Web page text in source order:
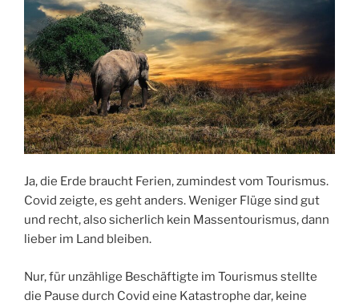
Ja, die Erde braucht Ferien, zumindest vom Tourismus.
Covid zeigte, es geht anders. Weniger Flüge sind gut
und recht, also sicherlich kein Massentourismus, dann
lieber im Land bleiben.
Nur, für unzählige Beschäftigte im Tourismus stellte
die Pause durch Covid eine Katastrophe dar, keine